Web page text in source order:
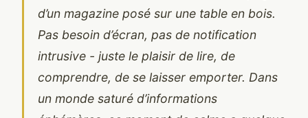
d’un magazine posé sur une table en bois.
Pas besoin d’écran, pas de notification
intrusive - juste le plaisir de lire, de
comprendre, de se laisser emporter. Dans
un monde saturé d’informations